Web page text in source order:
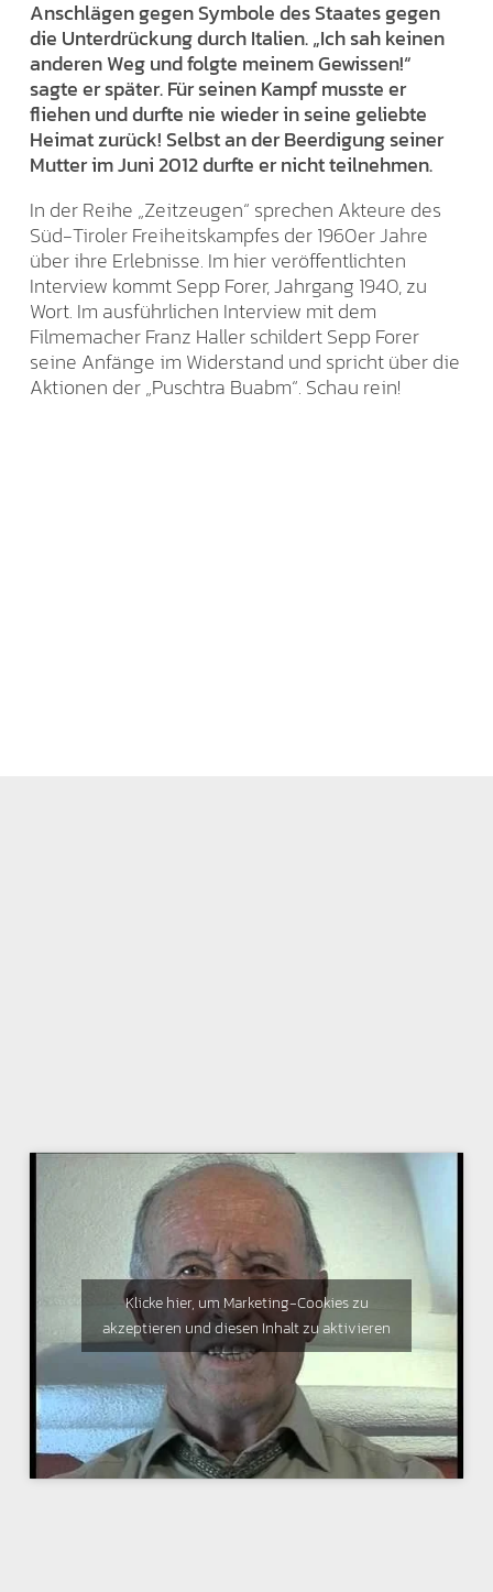
Anschlägen gegen Symbole des Staates gegen
die Unterdrückung durch Italien. „Ich sah keinen
anderen Weg und folgte meinem Gewissen!“
sagte er später. Für seinen Kampf musste er
fliehen und durfte nie wieder in seine geliebte
Heimat zurück! Selbst an der Beerdigung seiner
Mutter im Juni 2012 durfte er nicht teilnehmen.
In der Reihe „Zeitzeugen“ sprechen Akteure des
Süd-Tiroler Freiheitskampfes der 1960er Jahre
über ihre Erlebnisse. Im hier veröffentlichten
Interview kommt Sepp Forer, Jahrgang 1940, zu
Wort. Im ausführlichen Interview mit dem
Filmemacher Franz Haller schildert Sepp Forer
seine Anfänge im Widerstand und spricht über die
Aktionen der „Puschtra Buabm“. Schau rein!
Klicke hier, um Marketing-Cookies zu
akzeptieren und diesen Inhalt zu aktivieren